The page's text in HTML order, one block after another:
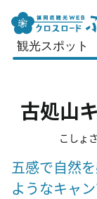
観光スポット
古処山
こしょ
五感で自然
ようなキャ